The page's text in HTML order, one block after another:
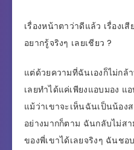
เรื่องหน้าตาว่าดีแล้ว เรื่อง
อยากรู้จริงๆ เลยเชียว ?
แต่ด้วยความที่ฉันเองก็ไม่กล้
เลยทำได้แค่เพียงแอบมอง แ
แม้ว่าเขาจะเห็นฉันเป็นน้อ
อย่างมากก็ตาม ฉันกลับไม่ส
ของพี่เขาได้เลยจริงๆ ฉันชอ